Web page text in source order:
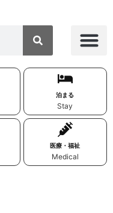
泊まる
Stay
医療・福祉
Medical